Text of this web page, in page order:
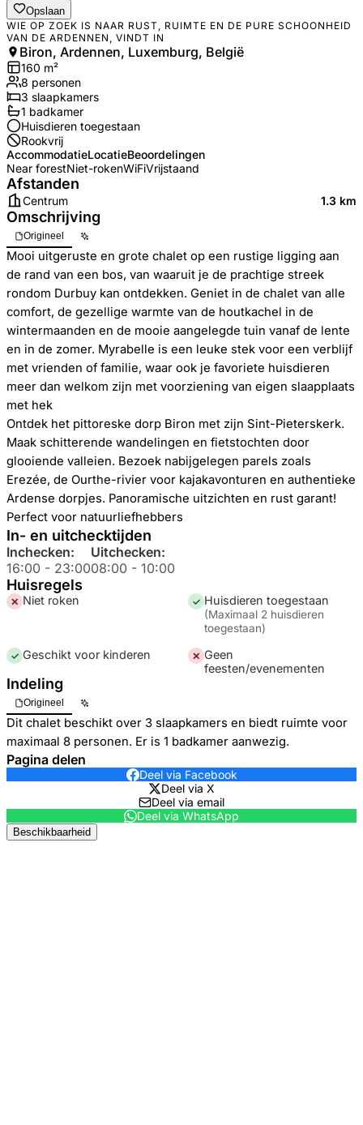
Opslaan
WIE OP ZOEK IS NAAR RUST, RUIMTE EN DE PURE SCHOONHEID
VAN DE ARDENNEN, VINDT IN
Biron, Ardennen, Luxemburg, België
160 m²
8 personen
3 slaapkamers
1 badkamer
Huisdieren toegestaan
Rookvrij
AccommodatieLocatieBeoordelingen
Near forestNiet-rokenWiFiVrijstaand
Afstanden
Centrum 1.3 km
Omschrijving
Origineel
Mooi uitgeruste en grote chalet op een rustige ligging aan
de rand van een bos, van waaruit je de prachtige streek
rondom Durbuy kan ontdekken. Geniet in de chalet van alle
comfort, de gezellige warmte van de houtkachel in de
wintermaanden en de mooie aangelegde tuin vanaf de lente
en in de zomer. Myrabelle is een leuke stek voor een verblijf
met vrienden of familie, waar ook je favoriete huisdieren
meer dan welkom zijn met voorziening van eigen slaapplaats
met hek
Ontdek het pittoreske dorp Biron met zijn Sint-Pieterskerk.
Maak schitterende wandelingen en fietstochten door
glooiende valleien. Bezoek nabijgelegen parels zoals
Erezée, de Ourthe-rivier voor kajakavonturen en authentieke
Ardense dorpjes. Panoramische uitzichten en rust garant!
Perfect voor natuurliefhebbers
In- en uitchecktijden
Inchecken:
16:00 - 23:00
Uitchecken:
08:00 - 10:00
Huisregels
✕ Niet roken ✓ Huisdieren toegestaan
(Maximaal 2 huisdieren
toegestaan)
✓ Geschikt voor kinderen ✕ Geen
feesten/evenementen
Indeling
Origineel
Dit chalet beschikt over 3 slaapkamers en biedt ruimte voor
maximaal 8 personen. Er is 1 badkamer aanwezig.
Pagina delen
Deel via Facebook
Deel via X
Deel via email
Deel via WhatsApp
Beschikbaarheid